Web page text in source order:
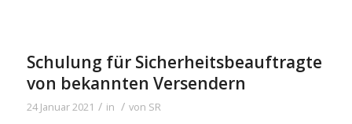
Schulung für Sicherheitsbeauftragte
von bekannten Versendern
24 Januar 2021 / in / von SR